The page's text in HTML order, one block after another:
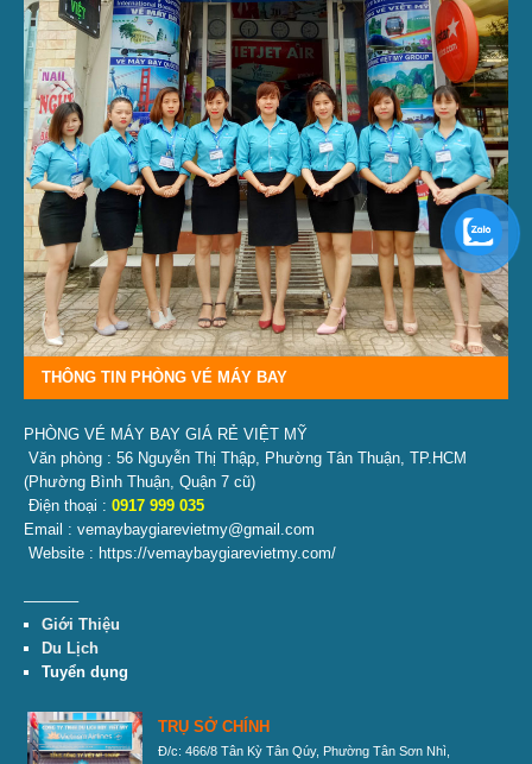
THÔNG TIN PHÒNG VÉ MÁY BAY
PHÒNG VÉ MÁY BAY GIÁ RẺ VIỆT MỸ
Văn phòng : 56 Nguyễn Thị Thập, Phường Tân Thuận, TP.HCM
(Phường Bình Thuận, Quận 7 cũ)
Điện thoại : 0917 999 035
Email : vemaybaygiarevietmy@gmail.com
Website : https://vemaybaygiarevietmy.com/
———–
Giới Thiệu
Du Lịch
Tuyển dụng
TRỤ SỞ CHÍNH
Đ/c: 466/8 Tân Kỳ Tân Qúy, Phường Tân Sơn Nhì,